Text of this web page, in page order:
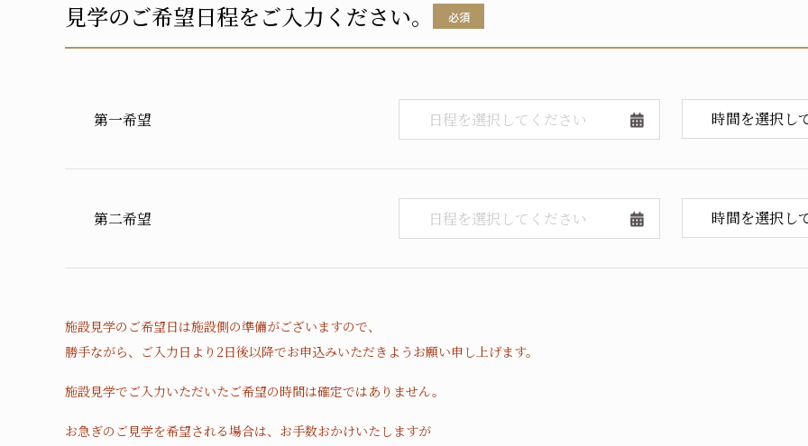
見学のご希望日程をご入力ください。 必須
第一希望
第二希望
施設見学のご希望日は施設側の準備がございますので、
勝手ながら、ご入力日より2日後以降でお申込みいただきようお願い申し上げます。
施設見学でご入力いただいたご希望の時間は確定ではありません。
お急ぎのご見学を希望される場合は、お手数おかけいたしますが